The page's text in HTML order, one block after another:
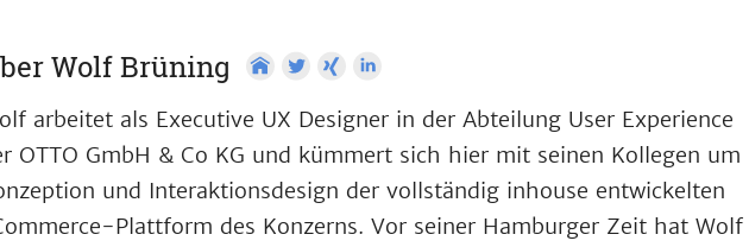
Wolf Brüning
arbeitet als Executive UX Designer in der Abteilung User Experience
OTTO GmbH & Co KG und kümmert sich hier mit seinen Kollegen um
und Interaktionsdesign der vollständig inhouse entwickelten
Plattform des Konzerns. Vor seiner Hamburger Zeit hat Wolf